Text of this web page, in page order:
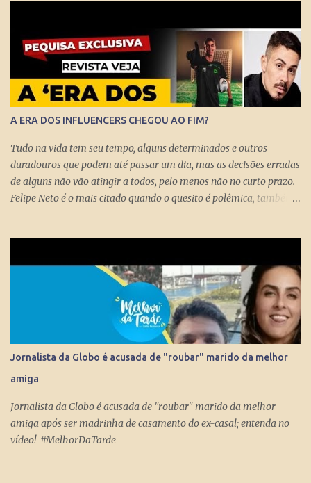
Grandes Momentos do Esporte e Cartão Verde, entre inúmeros
feitos. Bruno queria fugir da comparação. Tentou ser jogador de
basquete. Mas o jornalismo esportivo estava nas suas veias. Foi
inevitável. Talentoso, impôs seu estilo direto de fazer grandes
entrevistas. Sua cultura esportiva e o domínio de idiomas o colocou
diante de ídolos mundiais do esporte. Contratado pela Globo, sem
o pai saber, o que prova que não houve nepotismo, se tornou um
dos principais repórteres, fazendo matérias especiais para o Jornal
Nacional, Esporte Espetacular. Até se tornar apresent...
A ERA DOS INFLUENCERS CHEGOU AO FIM?
Tudo na vida tem seu tempo, alguns determinados e outros
duradouros que podem até passar um dia, mas as decisões erradas
de alguns não vão atingir a todos, pelo menos não no curto prazo.
Felipe Neto é o mais citado quando o quesito é polêmica, também
imediatamente, mas com certeza isso pode chegar para muitos
logo logo. A Rede Mundial de Computadores permite que cada
cidadão tenha seus próprios meios de comunicação, seja um canal,
uma rádio online, blog ou mesmo perfis nas redes sociais que
levem qualquer mensagem para dezenas, centenas, milhares e até
milhões de pessoas no Brasil e no Mundo. Do dia para noite, a
Internet consegue produzir milionários, transformar anônimos
em celebridades e até criar fenômenos como Juliette, mas ai já é
Jornalista da Globo é acusada de "roubar" marido da melhor
amiga
Jornalista da Globo é acusada de "roubar" marido da melhor
amiga após ser madrinha de casamento do ex-casal; entenda no
vídeo! #MelhorDaTarde